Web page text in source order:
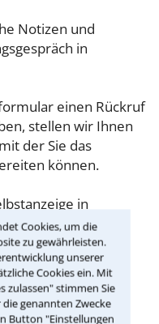
Cookies, um die
zu gewährleisten.
unserer
Cookies ein. Mit
zulassen" stimmen Sie
genannten Zwecke
Button "Einstellungen
Notizen und
in
einen Rückruf
stellen wir Ihnen
der Sie das
können.
in
für eine
§34 des
geregelt. Die
betragen